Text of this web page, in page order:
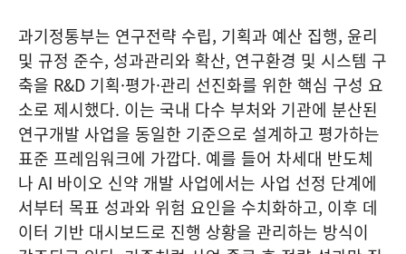
과기정통부는 연구전략 수립, 기획과 예산 집행, 윤리
및 규정 준수, 성과관리와 확산, 연구환경 및 시스템 구
축을 R&D 기획·평가·관리 선진화를 위한 핵심 구성 요
소로 제시했다. 이는 국내 다수 부처와 기관에 분산된
연구개발 사업을 동일한 기준으로 설계하고 평가하는
표준 프레임워크에 가깝다. 예를 들어 차세대 반도체
나 AI 바이오 신약 개발 사업에서는 사업 선정 단계에
서부터 목표 성과와 위험 요인을 수치화하고, 이후 데
이터 기반 대시보드로 진행 상황을 관리하는 방식이